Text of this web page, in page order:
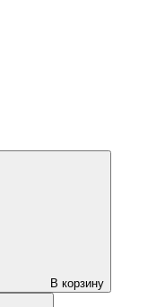
В корзину